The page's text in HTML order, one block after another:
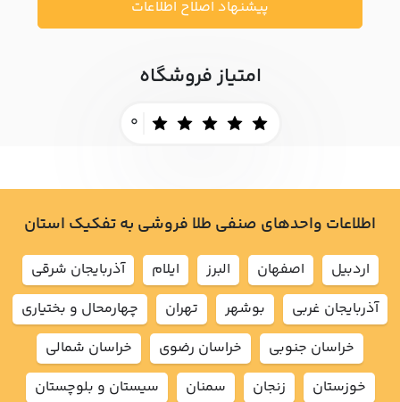
پیشنهاد اصلاح اطلاعات
امتیاز فروشگاه
0
اطلاعات واحدهای صنفی طلا فروشی به تفکیک استان
اردبيل اصفهان البرز ايلام
آذربايجان شرقي
آذربايجان غربي
بوشهر تهران
چهارمحال و بختياري
خراسان جنوبي
خراسان رضوي
خراسان شمالي
خوزستان
زنجان سمنان
سيستان و بلوچستان